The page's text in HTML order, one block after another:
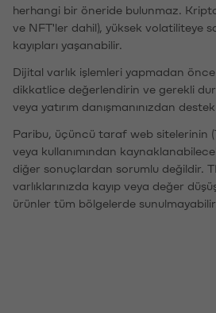
herhangi bir öneride bulunmaz.
ve NFT'ler dahil), yüksek volatiliteye
kayıpları yaşanabilir.
Dijital varlık işlemleri yapmadan
dikkatlice değerlendirin ve gerekli
veya yatırım danışmanınızdan destek
Paribu, üçüncü taraf web sitelerinin
veya kullanımından
diğer sonuçlardan sorumlu değildir.
varlıklarınızda kayıp veya değer
ürünler tüm bölgelerde